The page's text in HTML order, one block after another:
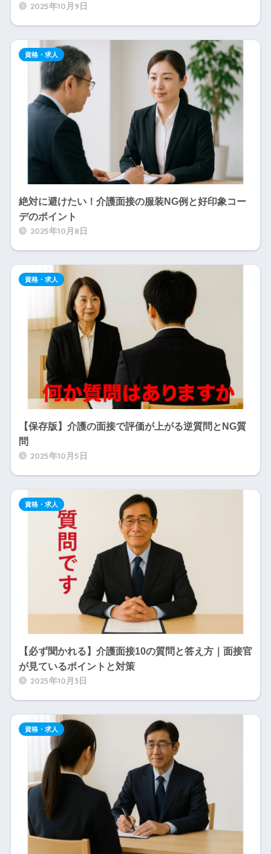
2025年10月9日
絶対に避けたい！介護面接の服装NG例と好印象コー
デのポイント
2025年10月8日
資格・求人
【保存版】介護の面接で評価が上がる逆質問とNG質
問
2025年10月5日
資格・求人
【必ず聞かれる】介護面接10の質問と答え方｜面接官
が見ているポイントと対策
2025年10月3日
資格・求人
資格・求人